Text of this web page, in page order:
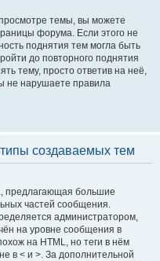
темы, вы можете
форума. Если этого не
поднятия тем могла быть
до повторного поднятия
тему, просто ответив на неё,
не нарушаете правила
создаваемых тем
предлагающая большие
частей сообщения.
администратором,
на уровне сообщения в
на HTML, но теги в нём
в < и >. За дополнительной